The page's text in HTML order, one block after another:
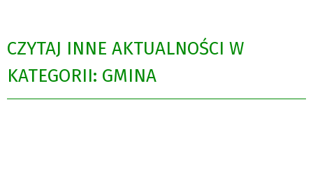
CZYTAJ INNE AKTUALNOŚCI W
KATEGORII: GMINA